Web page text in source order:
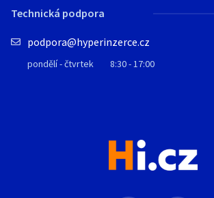
Technická podpora
podpora@hyperinzerce.cz
pondělí - čtvrtek 8:30 - 17:00